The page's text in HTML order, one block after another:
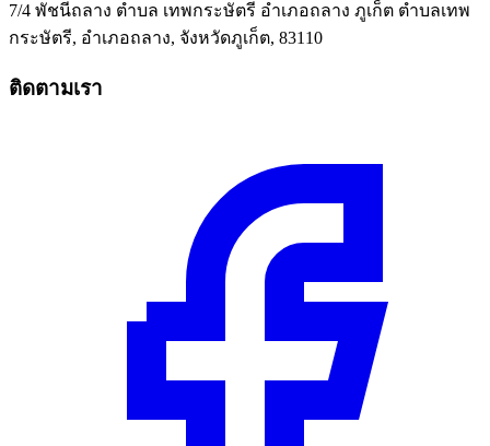
7/4 พัชนีถลาง ตำบล เทพกระษัตรี อำเภอถลาง ภูเก็ต ตำบลเทพ
กระษัตรี, อำเภอถลาง, จังหวัดภูเก็ต, 83110
ติดตามเรา